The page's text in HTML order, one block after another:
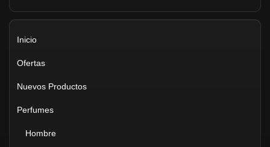
Inicio
Ofertas
Nuevos Productos
Perfumes
Hombre